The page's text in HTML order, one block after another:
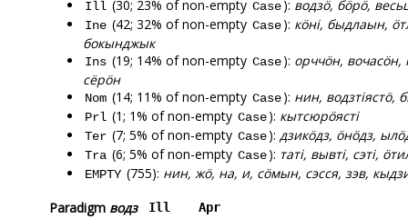
Ill (30; 23% of non-empty Case): водзӧ, бӧрӧ,
Ine (42; 32% of non-empty Case): кӧні, быдлаын,
бокынджык
Ins (19; 14% of non-empty Case): орччӧн,
сёрӧн
Nom (14; 11% of non-empty Case): нин, водзтіястӧ,
Prl (1; 1% of non-empty Case): кытсюрӧясті
Ter (7; 5% of non-empty Case): дзикӧдз, ӧнӧдз,
Tra (6; 5% of non-empty Case): таті, вывті, сэті,
EMPTY (755): нин, жӧ, на, и, сӧмын, сэсся, зэв,
Paradigm водз Ill Apr